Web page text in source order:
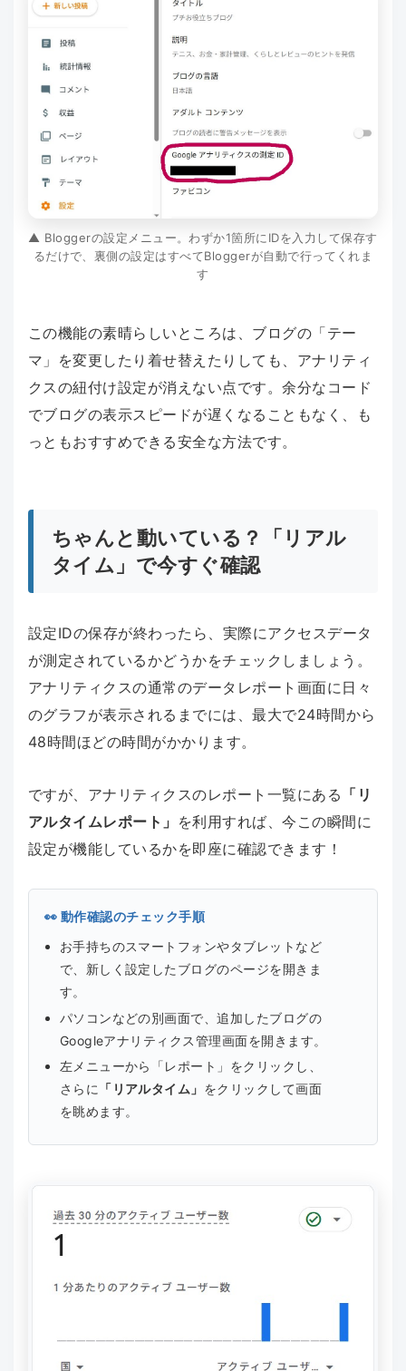
▲ Bloggerの設定メニュー。わずか1箇所にIDを入力して保存す
るだけで、裏側の設定はすべてBloggerが自動で行ってくれま
す
この機能の素晴らしいところは、ブログの「テー
マ」を変更したり着せ替えたりしても、アナリティ
クスの紐付け設定が消えない点です。余分なコード
でブログの表示スピードが遅くなることもなく、も
っともおすすめできる安全な方法です。
ちゃんと動いている？「リアル
タイム」で今すぐ確認
設定IDの保存が終わったら、実際にアクセスデータ
が測定されているかどうかをチェックしましょう。
アナリティクスの通常のデータレポート画面に日々
のグラフが表示されるまでには、最大で24時間から
48時間ほどの時間がかかります。
ですが、アナリティクスのレポート一覧にある 「リ
アルタイムレポート」 を利用すれば、今この瞬間に
設定が機能しているかを即座に確認できます！
👀 動作確認のチェック手順
お手持ちのスマートフォンやタブレットなど
で、新しく設定したブログのページを開きま
す。
パソコンなどの別画面で、追加したブログの
Googleアナリティクス管理画面を開きます。
左メニューから「レポート」をクリックし、
さらに 「リアルタイム」 をクリックして画面
を眺めます。